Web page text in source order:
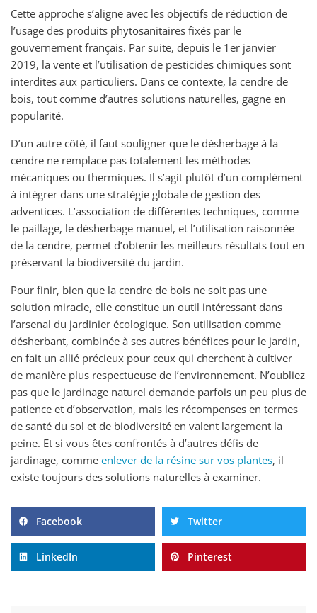
Cette approche s’aligne avec les objectifs de réduction de
l’usage des produits phytosanitaires fixés par le
gouvernement français. Par suite, depuis le 1er janvier
2019, la vente et l’utilisation de pesticides chimiques sont
interdites aux particuliers. Dans ce contexte, la cendre de
bois, tout comme d’autres solutions naturelles, gagne en
popularité.
D’un autre côté, il faut souligner que le désherbage à la
cendre ne remplace pas totalement les méthodes
mécaniques ou thermiques. Il s’agit plutôt d’un complément
à intégrer dans une stratégie globale de gestion des
adventices. L’association de différentes techniques, comme
le paillage, le désherbage manuel, et l’utilisation raisonnée
de la cendre, permet d’obtenir les meilleurs résultats tout en
préservant la biodiversité du jardin.
Pour finir, bien que la cendre de bois ne soit pas une
solution miracle, elle constitue un outil intéressant dans
l’arsenal du jardinier écologique. Son utilisation comme
désherbant, combinée à ses autres bénéfices pour le jardin,
en fait un allié précieux pour ceux qui cherchent à cultiver
de manière plus respectueuse de l’environnement. N’oubliez
pas que le jardinage naturel demande parfois un peu plus de
patience et d’observation, mais les récompenses en termes
de santé du sol et de biodiversité en valent largement la
peine. Et si vous êtes confrontés à d’autres défis de
jardinage, comme enlever de la résine sur vos plantes, il
existe toujours des solutions naturelles à examiner.
Facebook Twitter
LinkedIn Pinterest